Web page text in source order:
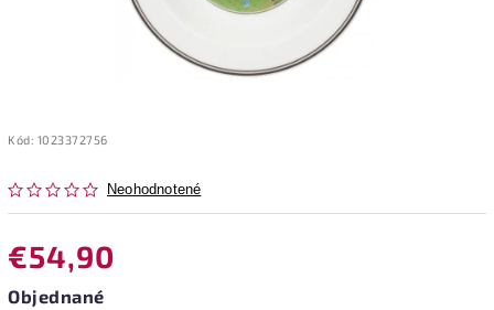
Kód: 1023372756
Neohodnotené
€54,90
Objednané